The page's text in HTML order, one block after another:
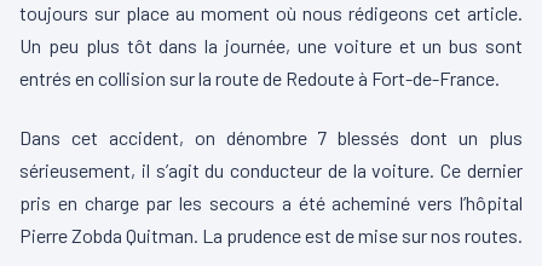
toujours sur place au moment où nous rédigeons cet article.
Un peu plus tôt dans la journée, une voiture et un bus sont
entrés en collision sur la route de Redoute à Fort-de-France.
Dans cet accident, on dénombre 7 blessés dont un plus
sérieusement, il s’agit du conducteur de la voiture. Ce dernier
pris en charge par les secours a été acheminé vers l’hôpital
Pierre Zobda Quitman. La prudence est de mise sur nos routes.